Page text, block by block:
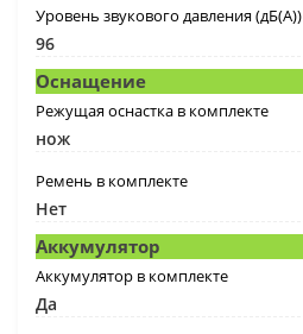
Уровень звукового давления (дБ(А))
96
Оснащение
Режущая оснастка в комплекте
нож
Ремень в комплекте
Нет
Аккумулятор
Аккумулятор в комплекте
Да